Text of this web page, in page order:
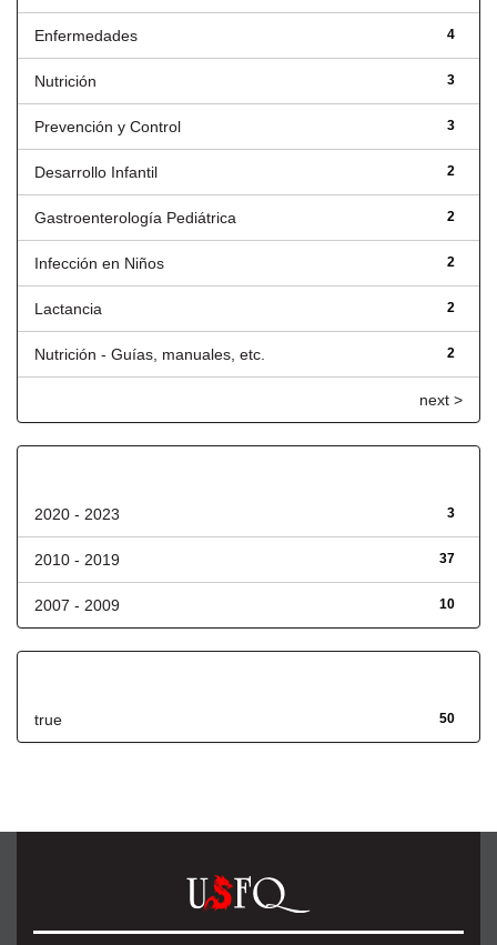
4
Enfermedades
3
Nutrición
3
Prevención y Control
2
Desarrollo Infantil
2
Gastroenterología Pediátrica
2
Infección en Niños
2
Lactancia
2
Nutrición - Guías, manuales, etc.
next >
3
2020 - 2023
37
2010 - 2019
10
2007 - 2009
50
true